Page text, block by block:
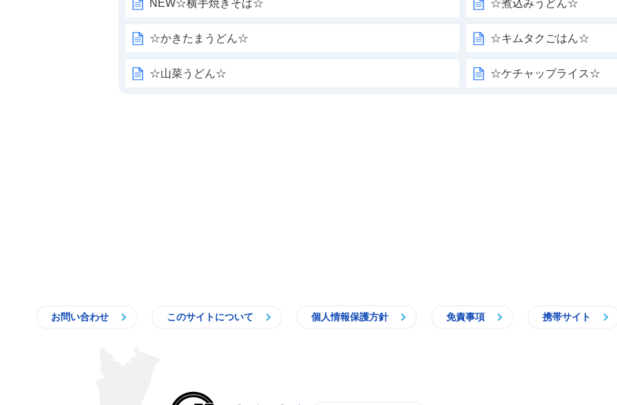
NEW☆横手焼きそば☆ ☆煮込みうどん☆
☆かきたまうどん☆ ☆キムタクごはん☆
☆山菜うどん☆ ☆ケチャップライス☆
お問い合わせ このサイトについて 個人情報保護方針 免責事項 携帯サイト